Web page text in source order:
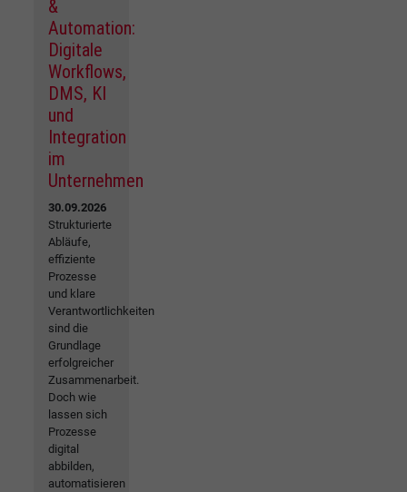
&
Automation:
Digitale
Workflows,
DMS, KI
und
Integration
im
Unternehmen
30.09.2026
Strukturierte
Abläufe,
effiziente
Prozesse
und klare
Verantwortlichkeiten
sind die
Grundlage
erfolgreicher
Zusammenarbeit.
Doch wie
lassen sich
Prozesse
digital
abbilden,
automatisieren